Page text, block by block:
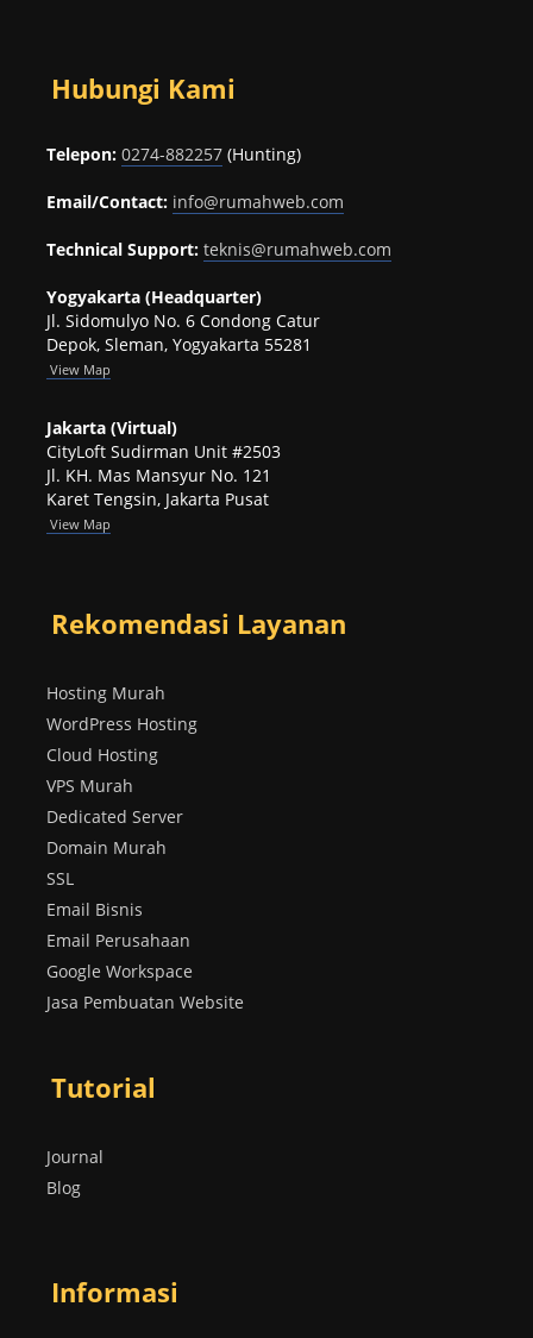
Hubungi Kami
Telepon: 0274-882257 (Hunting)
Email/Contact: info@rumahweb.com
Technical Support: teknis@rumahweb.com
Yogyakarta (Headquarter)
Jl. Sidomulyo No. 6 Condong Catur
Depok, Sleman, Yogyakarta 55281
View Map
Jakarta (Virtual)
CityLoft Sudirman Unit #2503
Jl. KH. Mas Mansyur No. 121
Karet Tengsin, Jakarta Pusat
View Map
Rekomendasi Layanan
Hosting Murah
WordPress Hosting
Cloud Hosting
VPS Murah
Dedicated Server
Domain Murah
SSL
Email Bisnis
Email Perusahaan
Google Workspace
Jasa Pembuatan Website
Tutorial
Journal
Blog
Informasi